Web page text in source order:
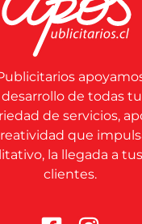
de todas
de servicios,
que
la llegada a
clientes.